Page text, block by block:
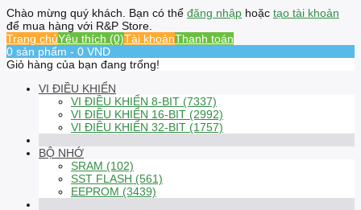
Chào mừng quý khách. Bạn có thể đăng nhập hoặc tạo tài khoản
để mua hàng với R&P Store.
Trang chủYêu thích (0)Tài khoảnThanh toán
0 sản phẩm - 0 VND
Giỏ hàng của bạn đang trống!
VI ĐIỀU KHIỂN
VI ĐIỀU KHIỂN 8-BIT (7337)
VI ĐIỀU KHIỂN 16-BIT (2992)
VI ĐIỀU KHIỂN 32-BIT (1757)
BỘ NHỚ
SRAM (102)
SST FLASH (561)
EEPROM (3439)